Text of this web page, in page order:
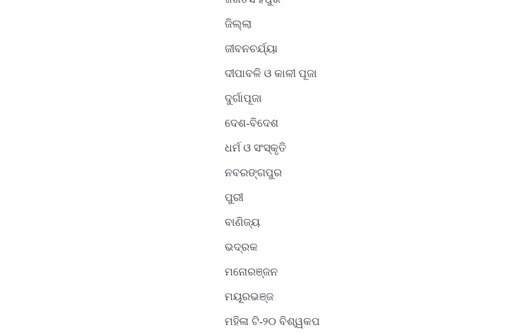
ଜିଲ୍ଲା
ଜୀବନଚର୍ଯ୍ୟା
ଦୀପାବଳି ଓ କାଳୀ ପୂଜା
ଦୁର୍ଗାପୂଜା
ଦେଶ-ବିଦେଶ
ଧର୍ମ ଓ ସଂସ୍କୃତି
ନବରଙ୍ଗପୁର
ପୁରୀ
ବାଣିଜ୍ୟ
ଭଦ୍ରକ
ମନୋରଞ୍ଜନ
ମୟୂରଭଞ୍ଜ
ମହିଳା ଟି-୨୦ ବିଶ୍ୱକପ